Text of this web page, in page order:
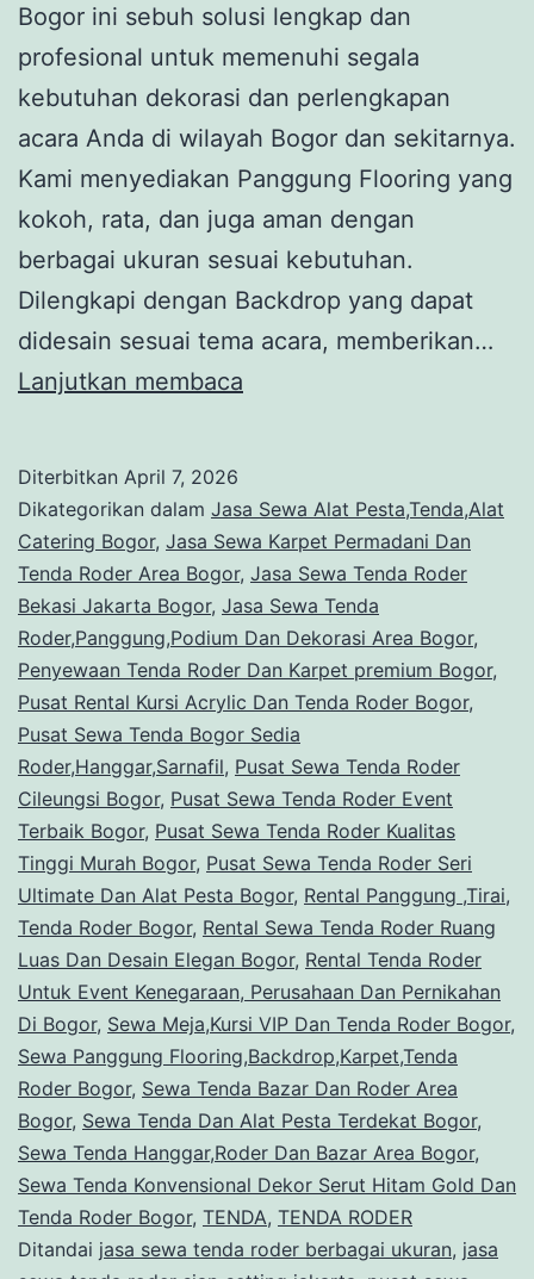
Bogor ini sebuh solusi lengkap dan
profesional untuk memenuhi segala
kebutuhan dekorasi dan perlengkapan
acara Anda di wilayah Bogor dan sekitarnya.
Kami menyediakan Panggung Flooring yang
kokoh, rata, dan juga aman dengan
berbagai ukuran sesuai kebutuhan.
Dilengkapi dengan Backdrop yang dapat
didesain sesuai tema acara, memberikan…
Lanjutkan membaca
Roder
Bogor
Diterbitkan April 7, 2026
Dikategorikan dalam Jasa Sewa Alat Pesta,Tenda,Alat
Catering Bogor, Jasa Sewa Karpet Permadani Dan
Tenda Roder Area Bogor, Jasa Sewa Tenda Roder
Bekasi Jakarta Bogor, Jasa Sewa Tenda
Roder,Panggung,Podium Dan Dekorasi Area Bogor,
Penyewaan Tenda Roder Dan Karpet premium Bogor,
Pusat Rental Kursi Acrylic Dan Tenda Roder Bogor,
Pusat Sewa Tenda Bogor Sedia
Roder,Hanggar,Sarnafil, Pusat Sewa Tenda Roder
Cileungsi Bogor, Pusat Sewa Tenda Roder Event
Terbaik Bogor, Pusat Sewa Tenda Roder Kualitas
Tinggi Murah Bogor, Pusat Sewa Tenda Roder Seri
Ultimate Dan Alat Pesta Bogor, Rental Panggung ,Tirai,
Tenda Roder Bogor, Rental Sewa Tenda Roder Ruang
Luas Dan Desain Elegan Bogor, Rental Tenda Roder
Untuk Event Kenegaraan, Perusahaan Dan Pernikahan
Di Bogor, Sewa Meja,Kursi VIP Dan Tenda Roder Bogor,
Sewa Panggung Flooring,Backdrop,Karpet,Tenda
Roder Bogor, Sewa Tenda Bazar Dan Roder Area
Bogor, Sewa Tenda Dan Alat Pesta Terdekat Bogor,
Sewa Tenda Hanggar,Roder Dan Bazar Area Bogor,
Sewa Tenda Konvensional Dekor Serut Hitam Gold Dan
Tenda Roder Bogor, TENDA, TENDA RODER
Ditandai jasa sewa tenda roder berbagai ukuran, jasa